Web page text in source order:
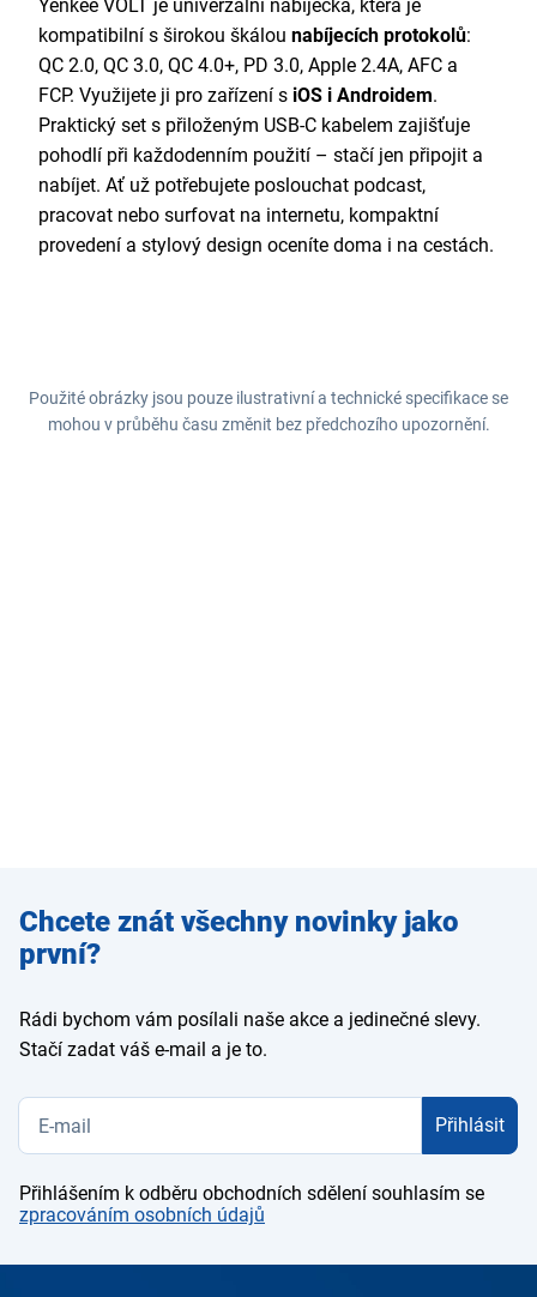
Yenkee VOLT je univerzální nabíječka, která je
kompatibilní s širokou škálou nabíjecích protokolů:
QC 2.0, QC 3.0, QC 4.0+, PD 3.0, Apple 2.4A, AFC a
FCP. Využijete ji pro zařízení s iOS i Androidem.
Praktický set s přiloženým USB-C kabelem zajišťuje
pohodlí při každodenním použití – stačí jen připojit a
nabíjet. Ať už potřebujete poslouchat podcast,
pracovat nebo surfovat na internetu, kompaktní
provedení a stylový design oceníte doma i na cestách.
Použité obrázky jsou pouze ilustrativní a technické specifikace se
mohou v průběhu času změnit bez předchozího upozornění.
Zadejte
e-mail
Chcete znát všechny novinky jako
první?
Rádi bychom vám posílali naše akce a jedinečné slevy.
Stačí zadat váš e-mail a je to.
Přihlásit
Přihlášením k odběru obchodních sdělení souhlasím se
zpracováním osobních údajů